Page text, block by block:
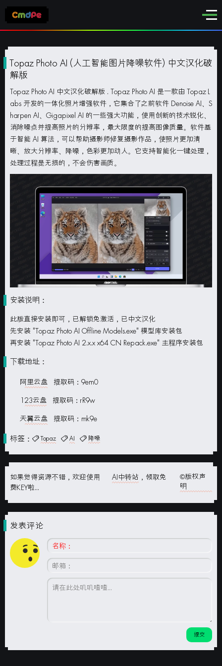
Topaz Photo AI (人工智能图片降噪软件) 中文汉化破
解版
Topaz Photo AI 中文汉化破解版 . Topaz Photo AI 是一款由 Topaz L
abs 开发的一体化照片增强软件，它集合了之前软件 Denoise AI、S
harpen AI、Gigapixel AI 的一些强大功能，使用创新的技术锐化、
消除噪点并提高照片的分辨率，最大限度的提高图像质量。软件基
于智能 AI 算法，可以帮助摄影师修复摄影作品，使照片更加清
晰、放大分辨率、降噪，色彩更加动人。它支持智能化一键处理，
处理过程是无损的，不会伤害画质。
安装说明：
此版直接安装即可，已解锁免激活，已中文汉化
先安装 "Topaz Photo AI Offline Models.exe" 模型库安装包
再安装 "Topaz Photo AI 2.x.x x64 CN Repack.exe" 主程序安装包
下载地址：
阿里云盘 提取码：9em0
123云盘 提取码：rR9w
天翼云盘 提取码：mk9e
标签： Topaz AI 降噪
如果觉得资源不错，欢迎使用 AI中转站 ，领取免
费KEY啦...
©版权声
明
发表评论